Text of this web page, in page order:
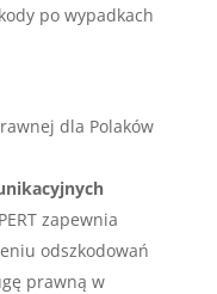
po wypadkach
dla Polaków
zapewnia
odszkodowań
prawną w